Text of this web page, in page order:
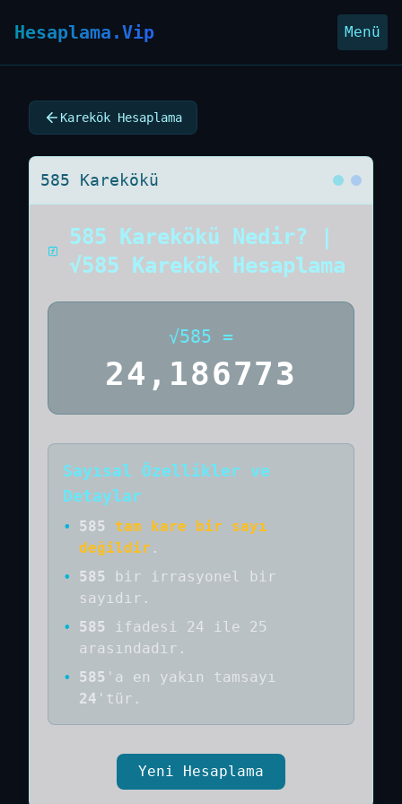
Hesaplama.Vip Menü
Karekök Hesaplama
585 Karekökü
585 Karekökü Nedir? |
√585 Karekök Hesaplama
√585 =
24,186773
Sayısal Özellikler ve
Detaylar
• 585
tam kare bir sayı
değildir .
•
585 bir
irrasyonel bir
sayıdır .
•
585
ifadesi 24 ile 25
arasındadır.
•
585 'a en yakın tamsayı
24 'tür.
Yeni Hesaplama